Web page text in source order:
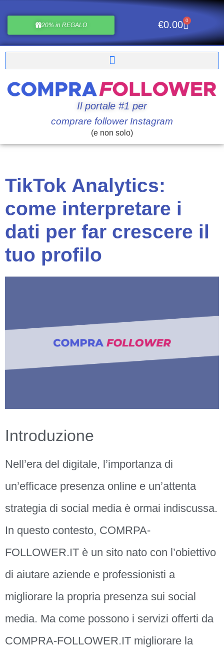
20% in REGALO €0.00 0
Il portale #1 per
comprare follower Instagram
(e non solo)
TikTok Analytics:
come interpretare i
dati per far crescere il
tuo profilo
Introduzione
Nell’era del digitale, l’importanza di
un’efficace presenza online e un’attenta
strategia di social media è ormai indiscussa.
In questo contesto, COMRPA-
FOLLOWER.IT è un sito nato con l’obiettivo
di aiutare aziende e professionisti a
migliorare la propria presenza sui social
media. Ma come possono i servizi offerti da
COMPRA-FOLLOWER.IT migliorare la